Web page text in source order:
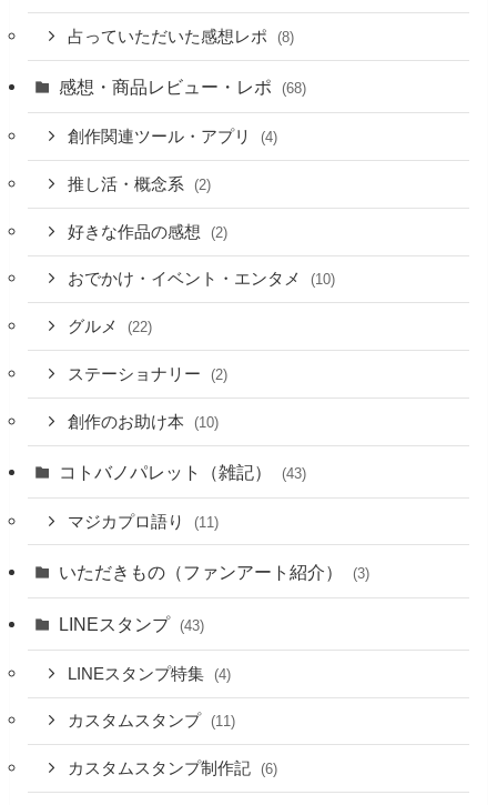
占っていただいた感想レポ (8)
感想・商品レビュー・レポ (68)
創作関連ツール・アプリ (4)
推し活・概念系 (2)
好きな作品の感想 (2)
おでかけ・イベント・エンタメ (10)
グルメ (22)
ステーショナリー (2)
創作のお助け本 (10)
コトバノパレット（雑記） (43)
マジカプロ語り (11)
いただきもの（ファンアート紹介） (3)
LINEスタンプ (43)
LINEスタンプ特集 (4)
カスタムスタンプ (11)
カスタムスタンプ制作記 (6)